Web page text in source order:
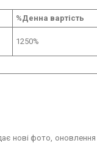
%Денна вартість
1250%
нові фото,